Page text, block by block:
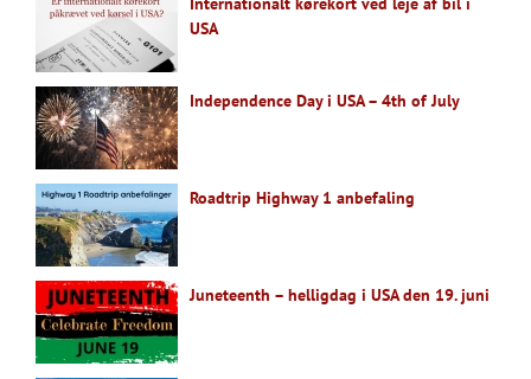
USA
Independence Day i USA – 4th of July
Roadtrip Highway 1 anbefaling
Juneteenth – helligdag i USA den 19. juni